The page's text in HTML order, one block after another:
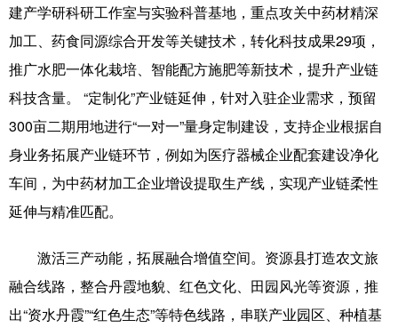
建产学研科研工作室与实验科普基地，重点攻关中药材精深
加工、药食同源综合开发等关键技术，转化科技成果29项，
推广水肥一体化栽培、智能配方施肥等新技术，提升产业链
科技含量。 “定制化”产业链延伸，针对入驻企业需求，预留
300亩二期用地进行“一对一”量身定制建设，支持企业根据自
身业务拓展产业链环节，例如为医疗器械企业配套建设净化
车间，为中药材加工企业增设提取生产线，实现产业链柔性
延伸与精准匹配。
激活三产动能，拓展融合增值空间。资源县打造农文旅
融合线路，整合丹霞地貌、红色文化、田园风光等资源，推
出“资水丹霞”“红色生态”等特色线路，串联产业园区、种植基